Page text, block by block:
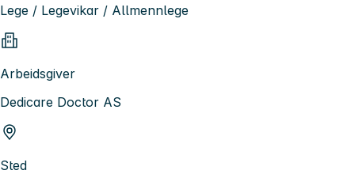
Lege / Legevikar / Allmennlege
Arbeidsgiver
Dedicare Doctor AS
Sted